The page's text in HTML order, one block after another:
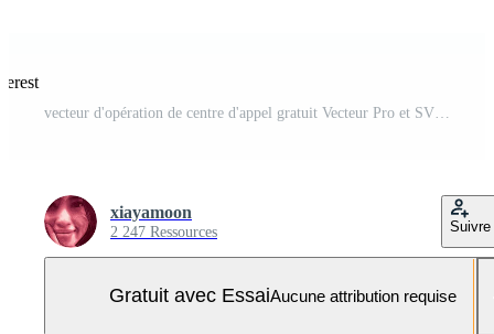
xiayamoon
2 247 Ressources Suivre
Gratuit avec EssaiAucune attribution requise